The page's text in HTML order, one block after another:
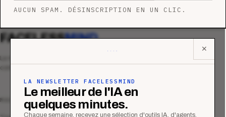
AUCUN SPAM. DÉSINSCRIPTION EN UN CLIC.
✕
LA NEWSLETTER FACELESSMIND
Le meilleur de l'IA en
quelques minutes.
Chaque semaine, recevez une sélection d'outils IA, d'agents,
FACELESSMIND
Le média qui mesurent la performance
commerciale des organismes de formation.
MAGAZINE